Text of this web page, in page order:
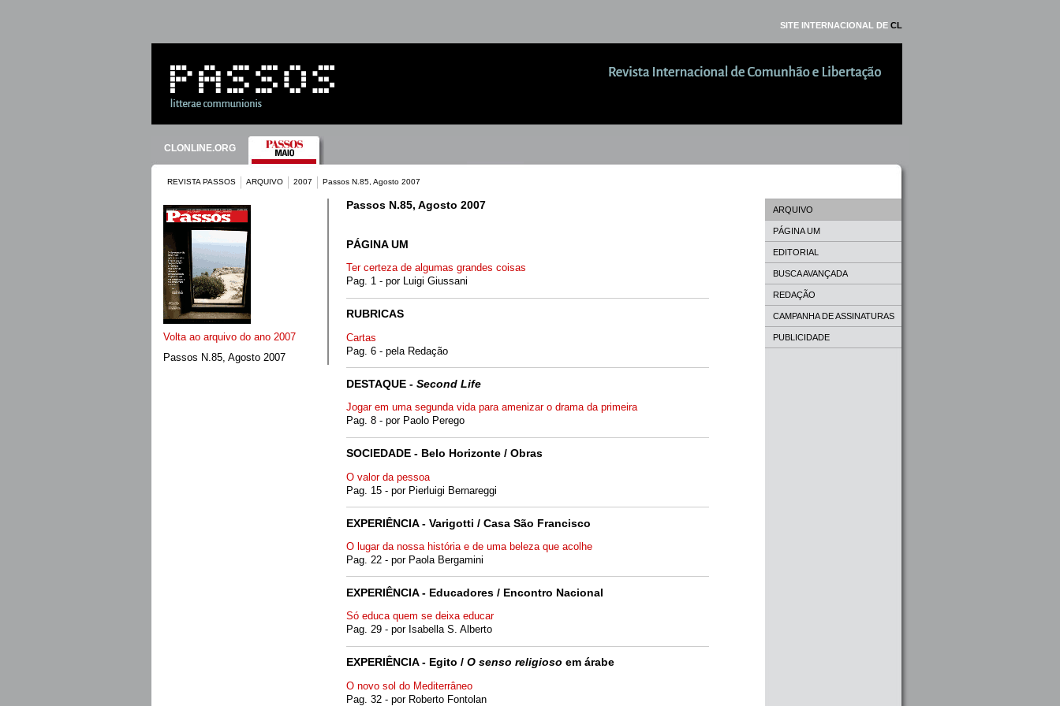
SITE INTERNACIONAL DE CL
CLONLINE.ORG
REVISTA PASSOS ARQUIVO 2007 Passos N.85, Agosto 2007
Volta ao arquivo do ano 2007
Passos N.85, Agosto 2007
Passos N.85, Agosto 2007
PÁGINA UM
Ter certeza de algumas grandes coisas
Pag. 1 - por Luigi Giussani
RUBRICAS
Cartas
Pag. 6 - pela Redação
DESTAQUE - Second Life
Jogar em uma segunda vida para amenizar o drama da primeira
Pag. 8 - por Paolo Perego
SOCIEDADE - Belo Horizonte / Obras
O valor da pessoa
Pag. 15 - por Pierluigi Bernareggi
EXPERIÊNCIA - Varigotti / Casa São Francisco
O lugar da nossa história e de uma beleza que acolhe
Pag. 22 - por Paola Bergamini
EXPERIÊNCIA - Educadores / Encontro Nacional
Só educa quem se deixa educar
Pag. 29 - por Isabella S. Alberto
EXPERIÊNCIA - Egito / O senso religioso em árabe
O novo sol do Mediterrâneo
Pag. 32 - por Roberto Fontolan
ARQUIVO
PÁGINA UM
EDITORIAL
BUSCA AVANÇADA
REDAÇÃO
CAMPANHA DE ASSINATURAS
PUBLICIDADE